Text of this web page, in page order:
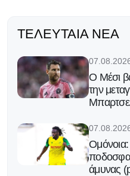
ΤΕΛΕΥΤΑΊΑ ΝΈΑ
Ο Μέσι
την
Ομόνοια:
άμυνας